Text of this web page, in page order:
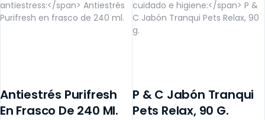
Antiestrés Purifresh
En Frasco De 240 Ml.
P & C Jabón Tranqui
Pets Relax, 90 G.